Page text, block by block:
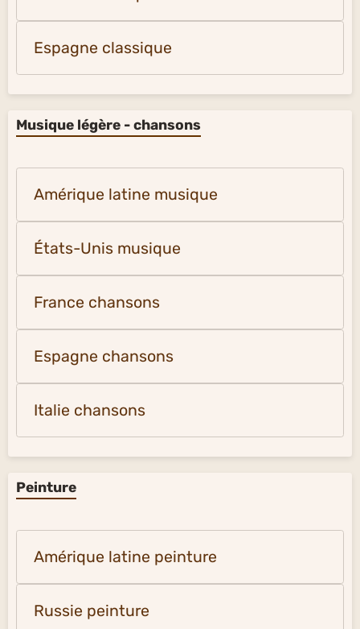
Espagne classique
Musique légère - chansons
Amérique latine musique
États-Unis musique
France chansons
Espagne chansons
Italie chansons
Peinture
Amérique latine peinture
Russie peinture